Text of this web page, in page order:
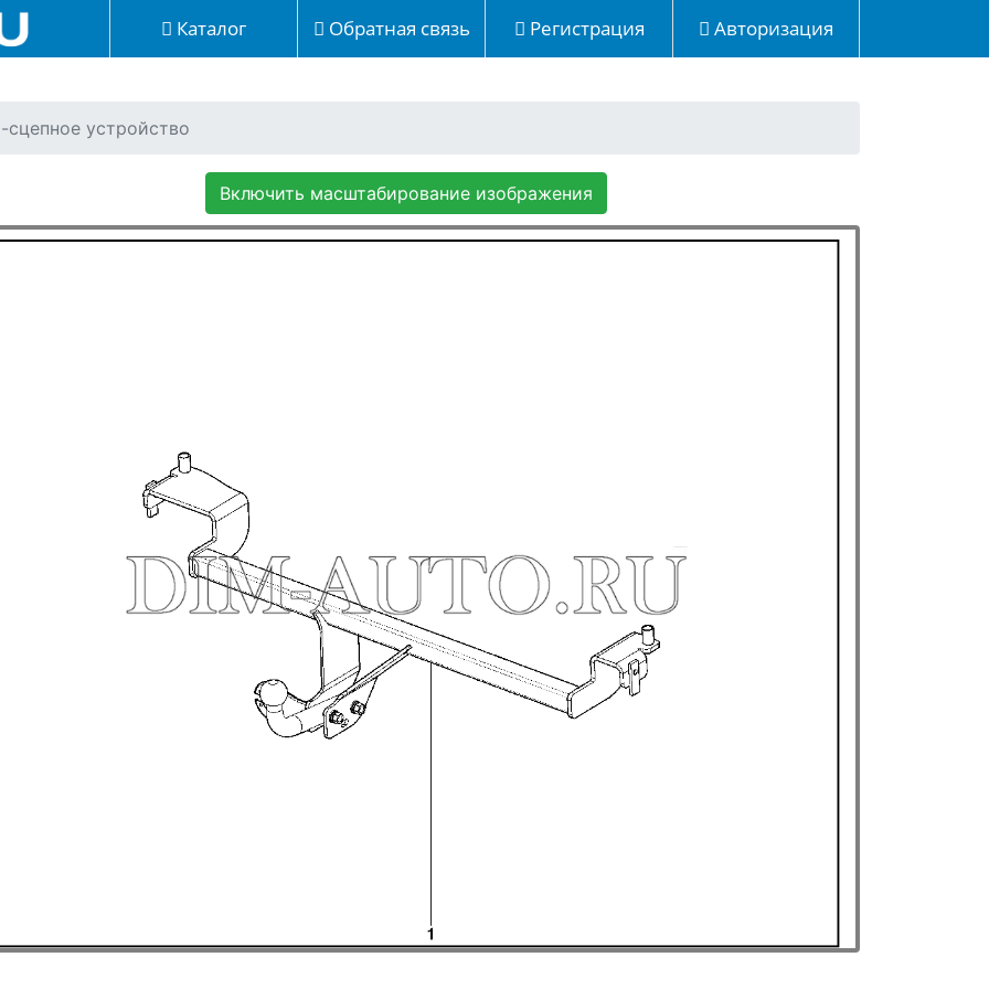
Каталог Обратная связь Регистрация Авторизация
сцепное устройство
Включить масштабирование изображения